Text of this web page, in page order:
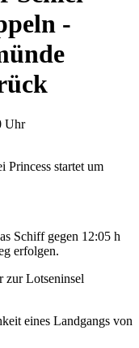
-
Uhr
Princess startet um
Schiff gegen 12:05 h
erfolgen.
zur Lotseninsel
eines Landgangs von